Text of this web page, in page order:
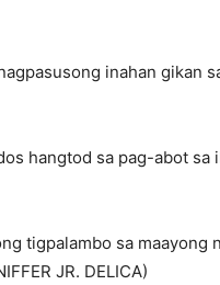
inahan gikan
hangtod sa pag-abot
tigpalambo sa maayong
JR. DELICA)